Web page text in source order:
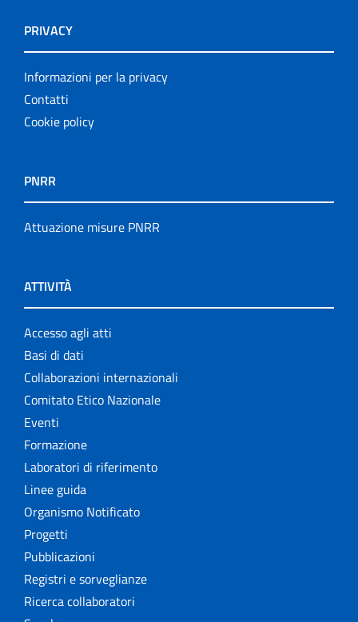
PRIVACY
Informazioni per la privacy
Contatti
Cookie policy
PNRR
Attuazione misure PNRR
ATTIVITÀ
Accesso agli atti
Basi di dati
Collaborazioni internazionali
Comitato Etico Nazionale
Eventi
Formazione
Laboratori di riferimento
Linee guida
Organismo Notificato
Progetti
Pubblicazioni
Registri e sorveglianze
Ricerca collaboratori